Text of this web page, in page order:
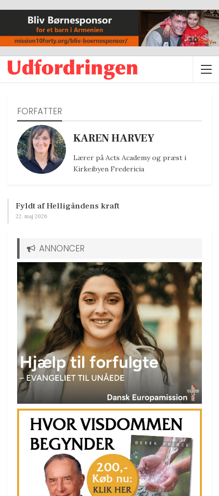
FORFATTER
KAREN HARVEY
Lærer på Acts Academy og præst i
Kirkeibyen Fredericia
Fyldt af Helligåndens kraft
22. maj 2026
ANNONCER